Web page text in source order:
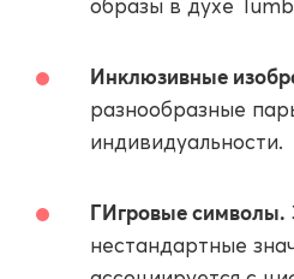
образы в духе
Инклюзивные
разнообразные
индивидуальности.
ГИгровые символы.
нестандартные